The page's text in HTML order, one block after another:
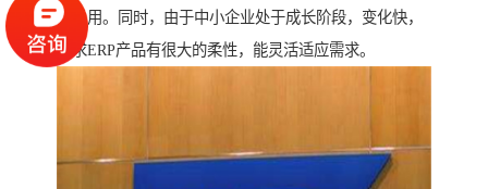
学易用。同时，由于中小企业处于成长阶段，变化快，
要求ERP产品有很大的柔性，能灵活适应需求。